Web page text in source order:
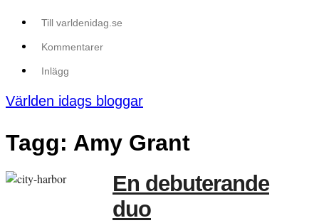
Till varldenidag.se
Kommentarer
Inlägg
Världen idags bloggar
Tagg: Amy Grant
En debuterande
duo